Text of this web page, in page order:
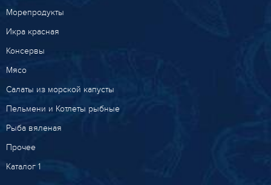
Морепродукты
Икра красная
Консервы
Мясо
Салаты из морской капусты
Пельмени и Котлеты рыбные
Рыба вяленая
Прочее
Каталог 1